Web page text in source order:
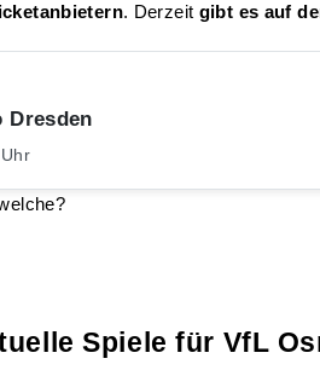
. Derzeit gibt es auf
Dresden
Spiele für VfL